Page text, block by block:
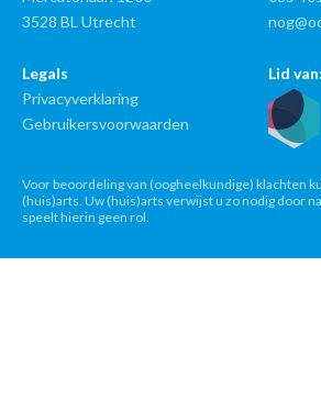
3528 BL Utrecht
Legals
Privacyverklaring
Gebruikersvoorwaarden
Lid van:
Voor beoordeling van (oogheelkundige) klachten
(huis)arts. Uw (huis)arts verwijst u zo nodig door
speelt hierin geen rol.